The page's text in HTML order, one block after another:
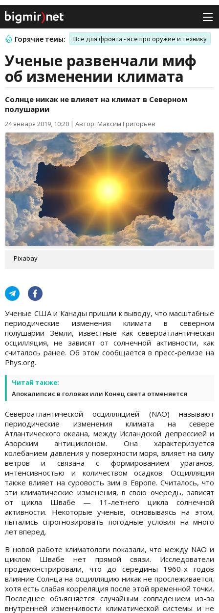
Горячие темы: Все для фронта - все про оружие и технику
Ученые развенчали миф
об изменении климата
Солнце никак не влияет на климат в Северном
полушарии
24 января 2019, 10:20 | Автор: Максим Григорьев
Pixabay
Ученые США и Канады пришли к выводу, что масштабные
периодические изменения климата в северном
полушарии Земли, известные как североатлантическая
осцилляция, не зависят от солнечной активности, как
считалось ранее. Об этом сообщается в пресс-релизе на
Phys.org.
Читай также:
Апокалипсис в головах или Конец света отменяется
Североатлантической осцилляцией (NAO) называют
периодические изменения климата на севере
Атлантического океана, между Исландской депрессией и
Азорским антициклоном. Она характеризуется
колебанием давления у поверхности моря, влияет на силу
ветров и связана с формированием ураганов,
интенсивностью и количеством осадков. Осцилляция
также влияет на суровость зим в Европе. Считалось, что
эти климатические изменения, в свою очередь, зависят
от цикла Швабе — 11-летнего цикла солнечной
активности. Некоторые ученые, основываясь на этом,
пытались спрогнозировать погодные условия на много
лет вперед.
В новой работе климатологи показали, что между NAO и
циклом Швабе нет прямой связи. Исследователи
продемонстрировали, что до середины 1960-х годов
влияние Солнца на осцилляцию никак не прослеживается,
хотя есть слабая корреляция после этой временной точки.
Последнее объясняется случайным совпадением из-за
внутренней изменчивости климатической системы и не